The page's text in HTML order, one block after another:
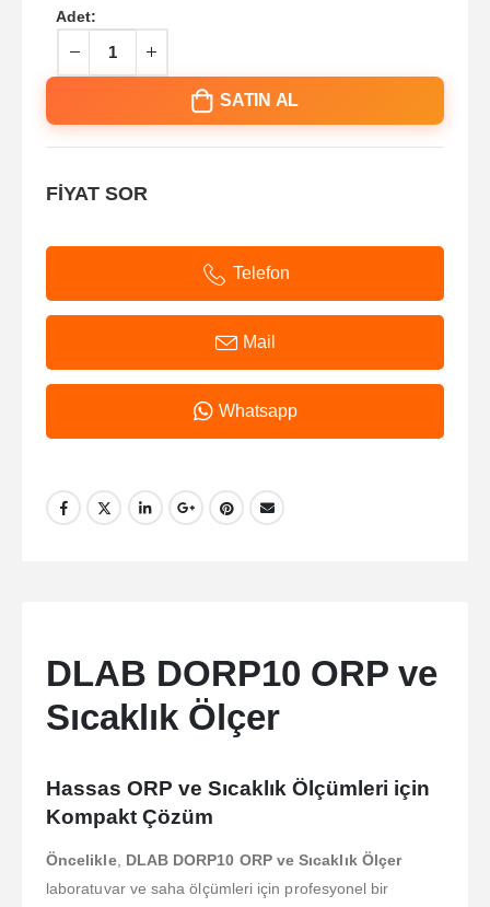
Adet:
SATIN AL
FİYAT SOR
Telefon
Mail
Whatsapp
DLAB DORP10 ORP ve
Sıcaklık Ölçer
Hassas ORP ve Sıcaklık Ölçümleri için
Kompakt Çözüm
Öncelikle, DLAB DORP10 ORP ve Sıcaklık Ölçer
laboratuvar ve saha ölçümleri için profesyonel bir